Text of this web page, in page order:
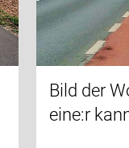
Bild der
eine:r